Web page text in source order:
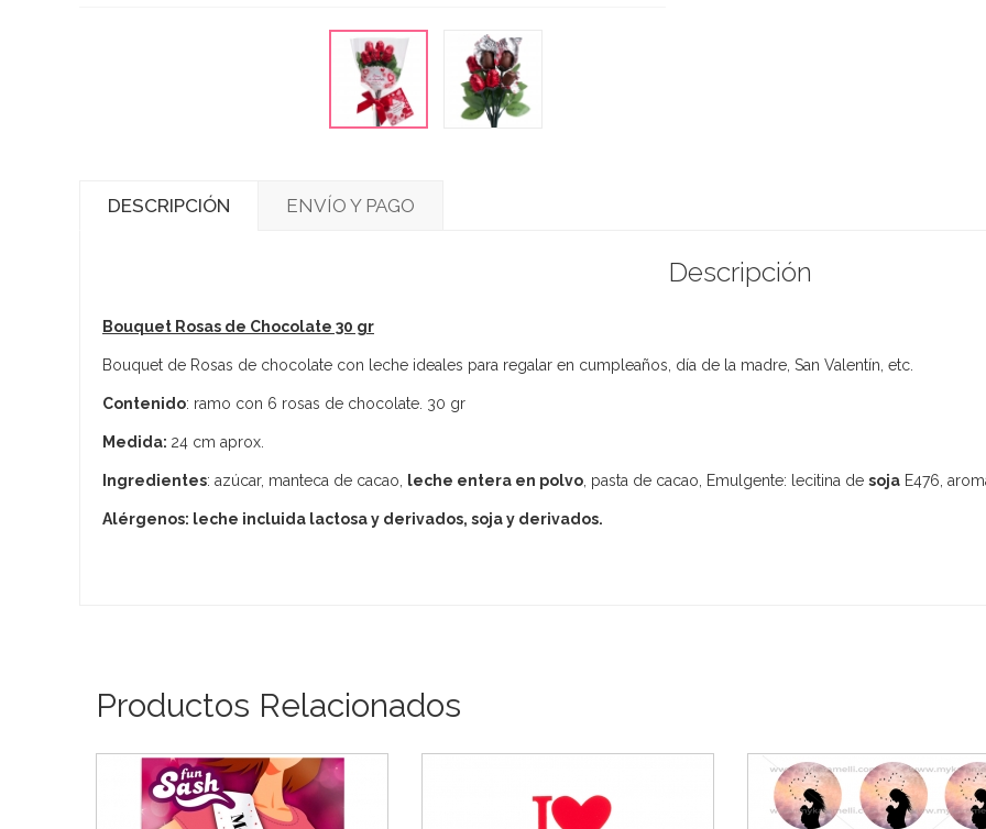
DESCRIPCIÓN ENVÍO Y PAGO
Descripción
Bouquet Rosas de Chocolate 30 gr
Bouquet de Rosas de chocolate con leche ideales para regalar en cumpleaños, día de la madre, San Valentín, etc.
Contenido: ramo con 6 rosas de chocolate. 30 gr
Medida: 24 cm aprox.
Ingredientes: azúcar, manteca de cacao, leche entera en polvo , pasta de cacao, Emulgente: lecitina de soja E476,
Alérgenos: leche incluida lactosa y derivados, soja y derivados.
Productos Relacionados